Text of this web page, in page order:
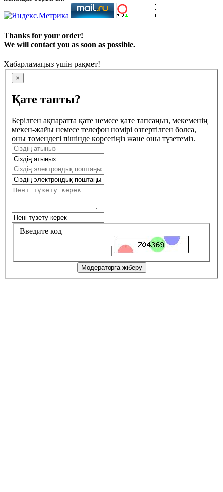
Thanks for your order!
We will contact you as soon as possible.
Хабарламаңыз үшін рақмет!
×
Қате тапты?
Берілген ақпаратта қате немесе қате тапсаңыз, мекеменің
мекен-жайы немесе телефон нөмірі өзгертілген болса,
оны төмендегі пішінде көрсетіңіз және оны түзетеміз.
Введите код
Модераторға жіберу